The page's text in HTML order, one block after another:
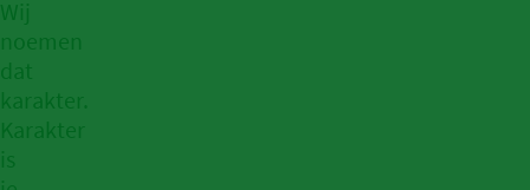
Wij
noemen
dat
karakter.
Karakter
is